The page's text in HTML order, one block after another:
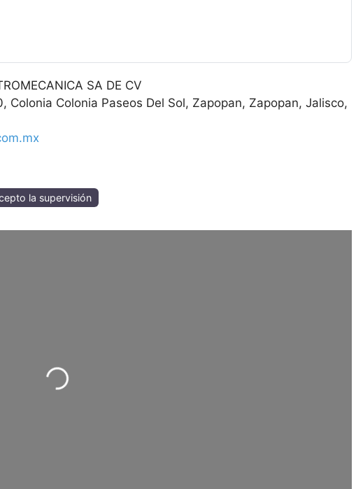
SA DE CV
Colonia Colonia Paseos Del Sol, Zapopan Zapopan Jalisco
la supervisión
Loading...